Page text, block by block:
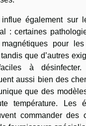
influe également sur
: certaines
pour
que d’autres
à
aussi bien des
que des
température. Les
commander des